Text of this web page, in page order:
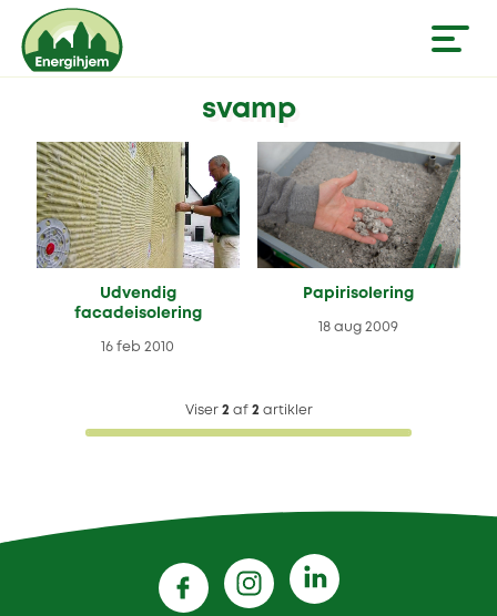
svamp
Udvendig
facadeisolering
16 feb 2010
Papirisolering
18 aug 2009
Viser 2 af 2 artikler